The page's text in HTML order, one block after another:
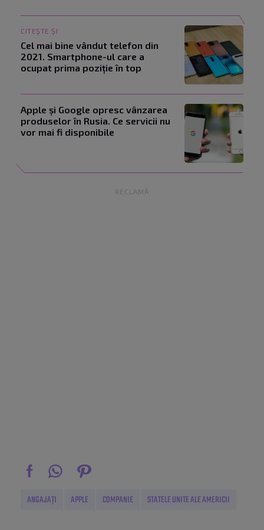
CITEȘTE ȘI
Cel mai bine vândut telefon din
2021. Smartphone-ul care a
ocupat prima poziție în top
Apple și Google opresc vânzarea
produselor în Rusia. Ce servicii nu
vor mai fi disponibile
RECLAMĂ
ANGAJAȚI APPLE COMPANIE STATELE UNITE ALE AMERICII